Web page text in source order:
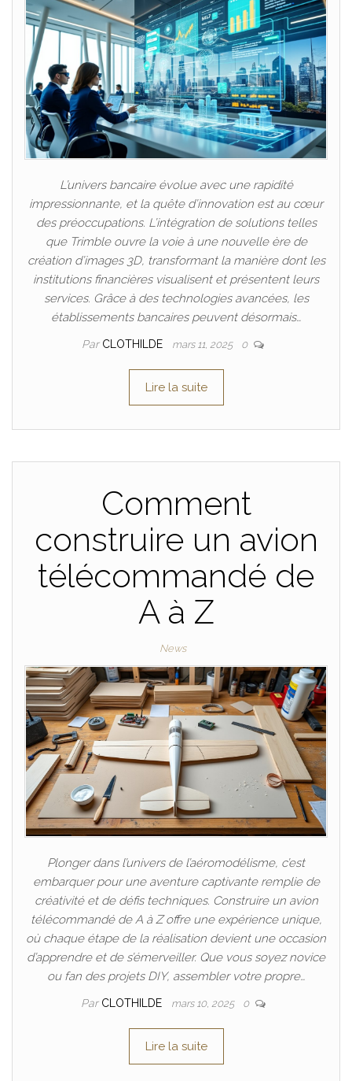
L’univers bancaire évolue avec une rapidité
impressionnante, et la quête d’innovation est au cœur
des préoccupations. L’intégration de solutions telles
que Trimble ouvre la voie à une nouvelle ère de
création d’images 3D, transformant la manière dont les
institutions financières visualisent et présentent leurs
services. Grâce à des technologies avancées, les
établissements bancaires peuvent désormais…
Par CLOTHILDE mars 11, 2025 0
Lire la suite
Comment
construire un avion
télécommandé de
A à Z
News
Plonger dans l’univers de l’aéromodélisme, c’est
embarquer pour une aventure captivante remplie de
créativité et de défis techniques. Construire un avion
télécommandé de A à Z offre une expérience unique,
où chaque étape de la réalisation devient une occasion
d’apprendre et de s’émerveiller. Que vous soyez novice
ou fan des projets DIY, assembler votre propre…
Par CLOTHILDE mars 10, 2025 0
Lire la suite